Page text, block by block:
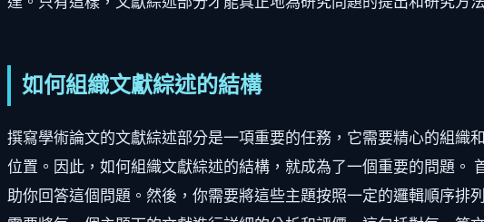
如何組織文獻綜述的結構
撰寫學術論文的文獻綜述部分是一項重要的任務，它需要精心的組
位置。因此，如何組織文獻綜述的結構，就成為了一個重要的問題
助你回答這個問題。然後，你需要將這些主題按照一定的邏輯順序